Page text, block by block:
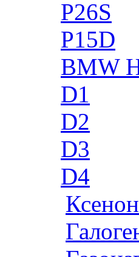
P26S
P15D
BMW
D1
D2
D3
D4